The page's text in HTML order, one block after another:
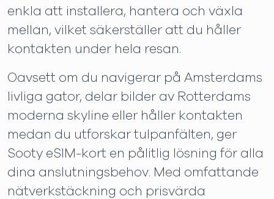
enkla att installera, hantera och växla
mellan, vilket säkerställer att du håller
kontakten under hela resan.
Oavsett om du navigerar på Amsterdams
livliga gator, delar bilder av Rotterdams
moderna skyline eller håller kontakten
medan du utforskar tulpanfälten, ger
Sooty eSIM-kort en pålitlig lösning för alla
dina anslutningsbehov. Med omfattande
nätverkstäckning och prisvärda